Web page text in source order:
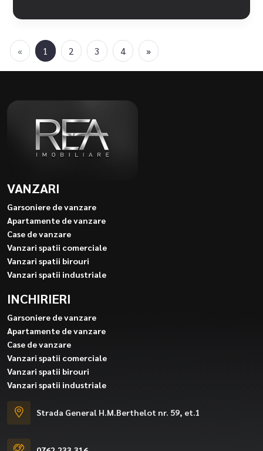
« 1 2 3 4 »
VANZARI
Garsoniere de vanzare
Apartamente de vanzare
Case de vanzare
Vanzari spatii comerciale
Vanzari spatii birouri
Vanzari spatii industriale
INCHIRIERI
Garsoniere de vanzare
Apartamente de vanzare
Case de vanzare
Vanzari spatii comerciale
Vanzari spatii birouri
Vanzari spatii industriale
Strada General H.M.Berthelot nr. 59, et.1